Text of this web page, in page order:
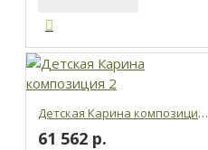
Детская Карина композиция 2
61 562 р.